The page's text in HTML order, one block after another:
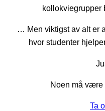
kollokviegrupper
… Men viktigst av alt er
hvor studenter
Noen må være
Ta